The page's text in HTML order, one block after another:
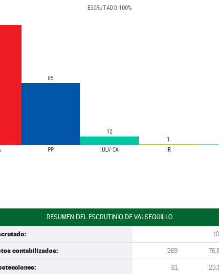
ESCRUTADO 100%
PP IULV-CA IR
85
12
1
RESUMEN DEL ESCRUTINIO DE VALSEQUILLO
contabilizados: 269
81